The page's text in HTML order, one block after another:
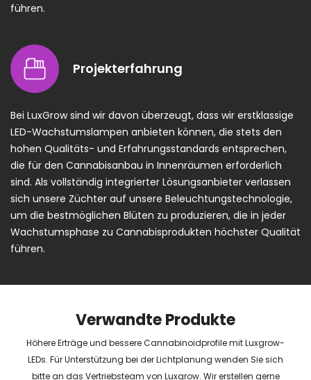
führen.
Projekterfahrung
Bei LuxGrow sind wir davon überzeugt, dass wir erstklassige
LED-Wachstumslampen anbieten können, die stets den
hohen Qualitäts- und Erfahrungsstandards entsprechen,
die für den Cannabisanbau in Innenräumen erforderlich
sind. Als vollständig integrierter Lösungsanbieter verlassen
sich unsere Züchter auf unsere Beleuchtungstechnologie,
um die bestmöglichen Blüten zu produzieren, die in jeder
Wachstumsphase zu Cannabisprodukten höchster Qualität
führen.
Verwandte Produkte
Höhere Erträge und bessere Cannabinoidprofile mit Luxgrow-
LEDs. Für Unterstützung bei der Lichtplanung wenden Sie sich
bitte an das Vertriebsteam von Luxgrow. Wir erstellen gerne